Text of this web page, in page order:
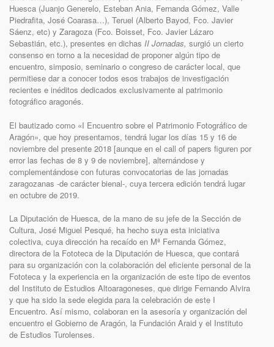
Huesca (Juanjo Generelo, Esteban Ania, Fernanda Gómez, Valle
Piedrafita, José Coarasa…), Teruel (Alberto Bayod, Fco. Javier
Sáenz, etc) y Zaragoza (Fco. Boisset, Fco. Javier Lázaro
Sebastián, etc.), presentes en dichas II Jornadas, surgió un cierto
consenso en torno a la necesidad de proponer algún tipo de
encuentro, simposio, seminario o congreso de carácter local, que
permitiese dar a conocer todos esos trabajos de investigación
recientes e inéditos dedicados exclusivamente al patrimonio
fotográfico aragonés.
El bautizado como «I Encuentro sobre el Patrimonio Fotográfico de
Aragón», que hoy presentamos, tendrá lugar los días 15 y 16 de
noviembre del presente 2018 [aunque en el call of papers figuren por
error las fechas de 8 y 9 de noviembre], alternándose y
complementándose con futuras convocatorias de las jornadas
zaragozanas -de carácter bienal-, cuya tercera edición tendrá lugar
en octubre de 2019.
La Diputación de Huesca, de la mano de su jefe de la Sección de
Cultura, José Miguel Pesqué, ha hecho suya esta iniciativa
colectiva, cuya dirección ha recaído en Mª Fernanda Gómez,
directora de la Fototeca de la Diputación de Huesca, que contará
para su organización con la colaboración del eficiente personal de la
Fototeca y la experiencia en la organización de este tipo de eventos
del Instituto de Estudios Altoaragoneses, que dirige Fernando Alvira
y que ha sido la sede elegida para la celebración de este I
Encuentro. Así mismo, colaboran en la asesoría y organización del
encuentro el Gobierno de Aragón, la Fundación Araid y el Instituto
de Estudios Turolenses.